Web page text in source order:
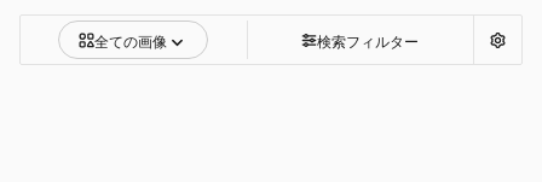
全ての画像 検索フィルター